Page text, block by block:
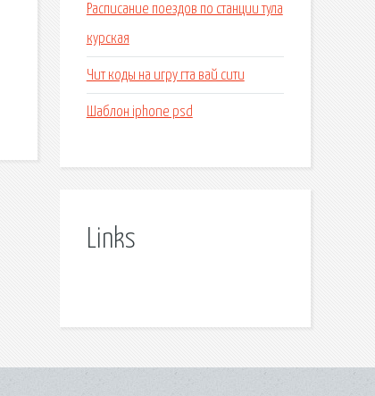
Расписание поездов по станции тула
курская
Чит коды на игру гта вай сити
Шаблон iphone psd
Links